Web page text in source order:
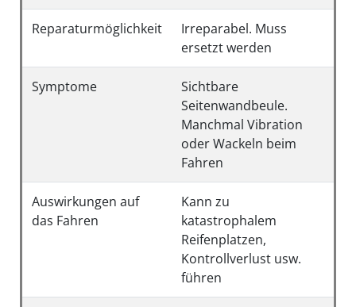
Reparaturmöglichkeit
Irreparabel. Muss
ersetzt werden
Symptome
Sichtbare
Seitenwandbeule.
Manchmal Vibration
oder Wackeln beim
Fahren
Auswirkungen auf
das Fahren
Kann zu
katastrophalem
Reifenplatzen,
Kontrollverlust usw.
führen